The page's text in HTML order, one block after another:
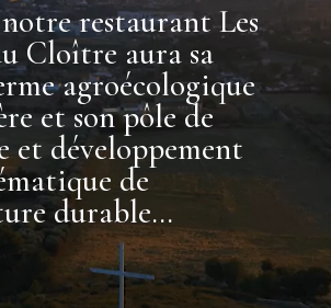
restaurant Les
Cloître aura sa
agroécologique
et son pôle de
et développement
de
durable…